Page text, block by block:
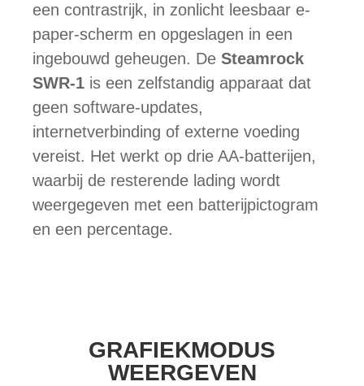
een contrastrijk, in zonlicht leesbaar e-
paper-scherm en opgeslagen in een
ingebouwd geheugen. De Steamrock
SWR-1 is een zelfstandig apparaat dat
geen software-updates,
internetverbinding of externe voeding
vereist. Het werkt op drie AA-batterijen,
waarbij de resterende lading wordt
weergegeven met een batterijpictogram
en een percentage.
GRAFIEKMODUS
WEERGEVEN